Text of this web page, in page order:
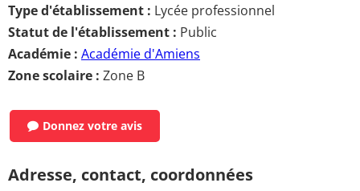
Type d'établissement : Lycée professionnel
Statut de l'établissement : Public
Académie : Académie d'Amiens
Zone scolaire : Zone B
Donnez votre avis
Adresse, contact, coordonnées